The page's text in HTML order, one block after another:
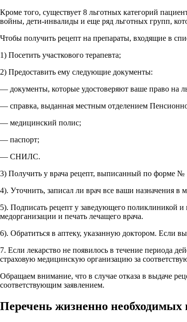
Кроме того, существует 8 льготных категорий
войны, дети-инвалиды и еще ряд льготных групп,
Чтобы получить рецепт на препараты, входящие в
1) Посетить участкового терапевта;
2) Предоставить ему следующие документы:
— документы, которые удостоверяют ваше право на
— справка, выданная местным отделением
— медицинский полис;
— паспорт;
— СНИЛС.
3) Получить у врача рецепт, выписанный по форме №
4). Уточнить, записал ли врач все ваши назначения в
5). Подписать рецепт у заведующего поликлиникой и
медорганизации и печать лечащего врача.
6). Обратиться в аптеку, указанную доктором. Если
7. Если лекарство не появилось в течение периода
страховую медицинскую организацию за
Обращаем внимание, что в случае отказа в выдаче
соответствующим заявлением.
Перечень жизненно